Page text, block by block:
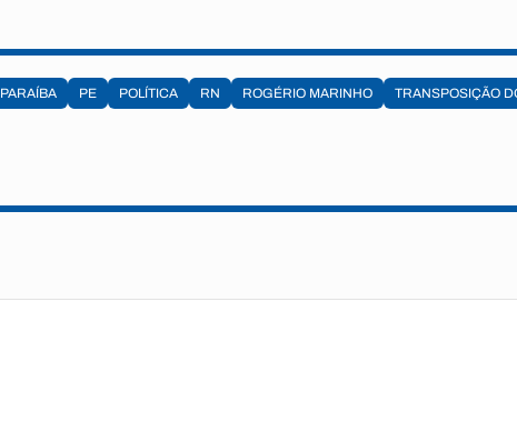
PARAÍBA PE POLÍTICA RN ROGÉRIO MARINHO TRANSPOSIÇÃO